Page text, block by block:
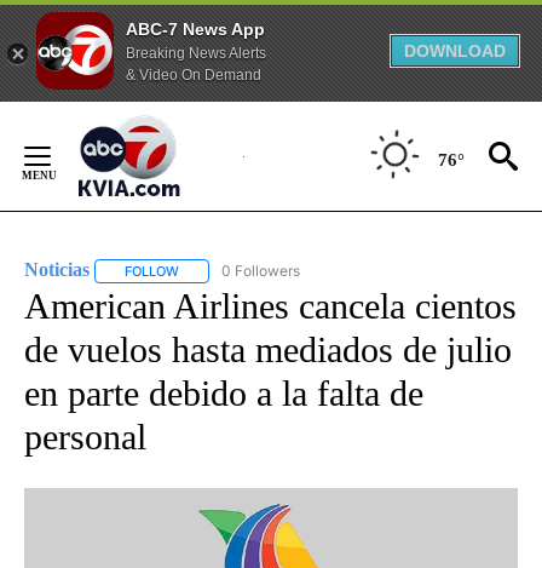
ABC-7 News App
Breaking News Alerts
& Video On Demand
DOWNLOAD
Content
76°
Noticias FOLLOW FOLLOW "NOTICIAS" TO RECEIVE NOTIFICATIONS
0 Followers
American Airlines cancela cientos
de vuelos hasta mediados de julio
en parte debido a la falta de
personal